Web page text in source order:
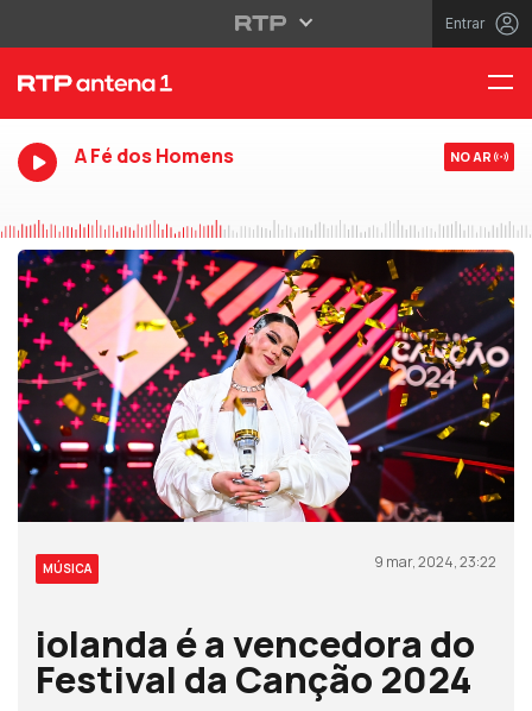
Entrar
A Fé dos Homens NO AR
MÚSICA 9 mar, 2024, 23:22
iolanda é a vencedora do
Festival da Canção 2024